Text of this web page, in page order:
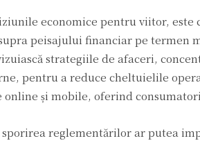
economice pentru viitor, este
peisajului financiar pe termen
strategiile de afaceri,
pentru a reduce cheltuielile
online și mobile, oferind
reglementărilor ar putea